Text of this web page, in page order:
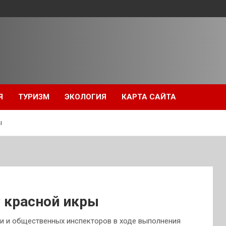
ТУРИЗМ ЭКОЛОГИЯ КАРТА САЙТА
красной икры
и общественных инспекторов в ходе выполнения